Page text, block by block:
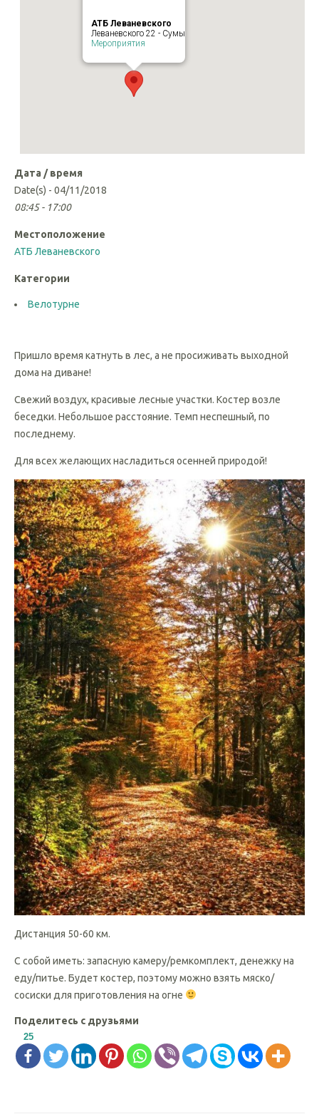
АТБ Леваневского
Леваневского 22 - Сумы
Мероприятия
Дата / время
Date(s) - 04/11/2018
08:45 - 17:00
Местоположение
АТБ Леваневского
Категории
Велотурне
Пришло время катнуть в лес, а не просиживать выходной
дома на диване!
Свежий воздух, красивые лесные участки. Костер возле
беседки. Небольшое расстояние. Темп неспешный, по
последнему.
Для всех желающих насладиться осенней природой!
Дистанция 50-60 км.
С собой иметь: запасную камеру/ремкомплект, денежку на
еду/питье. Будет костер, поэтому можно взять мяско/
сосиски для приготовления на огне
Поделитесь с друзьями
25